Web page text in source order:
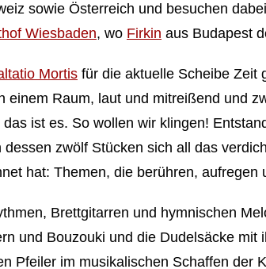
sowie Österreich und besuchen
Wiesbaden, wo Firkin aus Budapest
Mortis für die aktuelle Scheibe Zeit
einem Raum, laut und mitreißend und
ist es. So wollen wir klingen!
zwölf Stücken sich all das
hat: Themen, die berühren, aufregen
Brettgitarren und hymnischen
und Bouzouki und die Dudelsäcke mit
Pfeiler im musikalischen Schaffen der